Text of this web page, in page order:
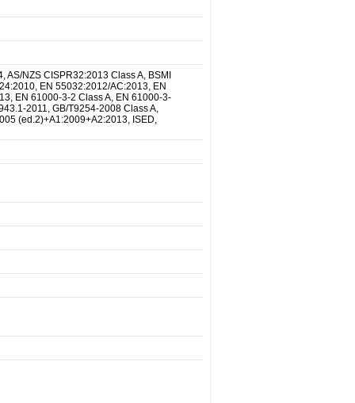
AS/NZS CISPR32:2013 Class A, BSMI
EN 55032:2012/AC:2013, EN
EN 61000-3-2 Class A, EN 61000-3-
2011, GB/T9254-2008 Class A,
(ed.2)+A1:2009+A2:2013, ISED,